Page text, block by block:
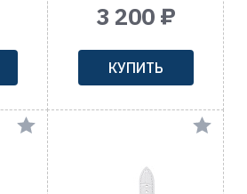
3 200 ₽
КУПИТЬ